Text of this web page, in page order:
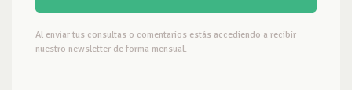
Al enviar tus consultas o comentarios estás accediendo a recibir
nuestro newsletter de forma mensual.